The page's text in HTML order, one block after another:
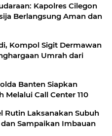
Kapolres Cilegon
Berlangsung Aman dan
Kompol Sigit Dermawan
Umrah dari
Banten Siapkan
Melalui Call Center 110
Rutin Laksanakan Subuh
Sampaikan Imbauan